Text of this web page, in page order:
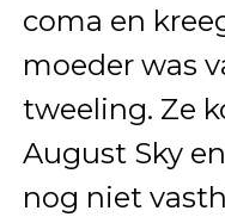
coma en
moeder was
tweeling. Ze
August Sky
nog niet